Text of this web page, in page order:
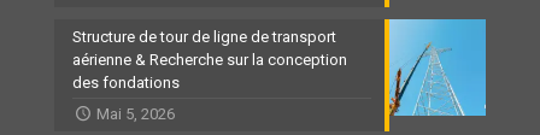
Structure de tour de ligne de transport
aérienne & Recherche sur la conception
des fondations
Mai 5, 2026